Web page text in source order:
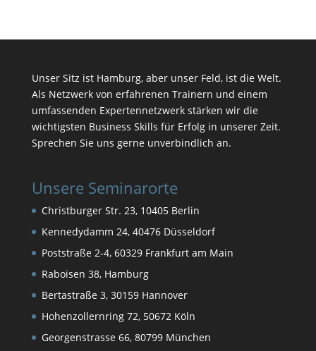
Unser Sitz ist Hamburg, aber unser Feld, ist die Welt.
Als Netzwerk von erfahrenen Trainern und einem
umfassenden Expertennetzwerk stärken wir die
wichtigsten Business Skills für Erfolg in unserer Zeit.
Sprechen Sie uns gerne unverbindlich an.
Unsere Seminarorte
Christburger Str. 23, 10405 Berlin
Kennedydamm 24, 40476 Düsseldorf
Poststraße 2-4, 60329 Frankfurt am Main
Raboisen 38, Hamburg
Bertastraße 3, 30159 Hannover
Hohenzollernring 72, 50672 Köln
Georgenstrasse 66, 80799 München